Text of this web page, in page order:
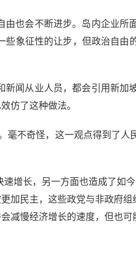
也会不断进步。岛内企业所
象征性的让步，但政治自由
闻从业人员，都会引用新加
仿了这种做法。
不奇怪，这一观点得到了人
增长，另一方面也造成了如
加民主，这些政党与非政府组
减慢经济增长的速度，但也